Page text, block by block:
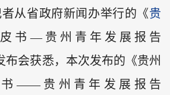
从省政府新闻办举行的《贵
书—贵州青年发展报告
布会获悉，本次发布的《贵州
——贵州青年发展报告